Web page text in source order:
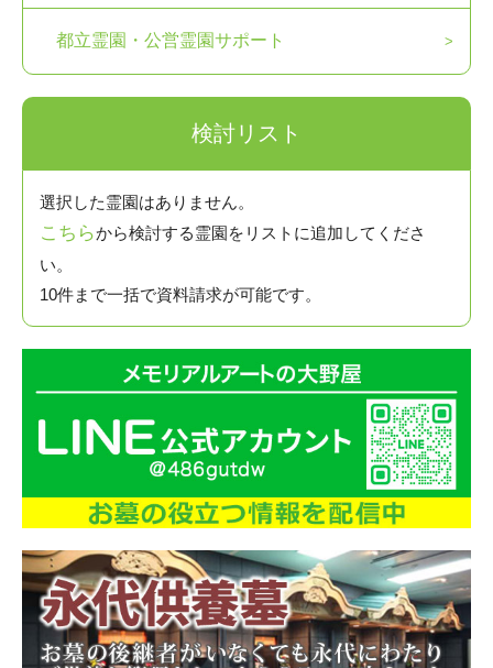
都立霊園・公営霊園サポート
検討リスト
選択した霊園はありません。
こちらから検討する霊園をリストに追加してくださ
い。
10件まで一括で資料請求が可能です。